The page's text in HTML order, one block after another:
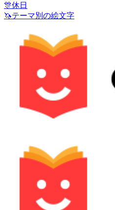
🎊休日
🦄テーマ別の絵文字